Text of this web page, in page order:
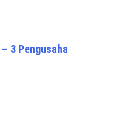
3 Pengusaha